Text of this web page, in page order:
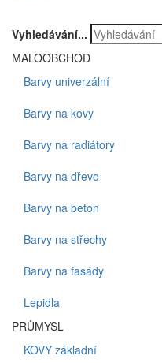
Vyhledávání...
MALOOBCHOD
Barvy univerzální
Barvy na kovy
Barvy na radiátory
Barvy na dřevo
Barvy na beton
Barvy na střechy
Barvy na fasády
Lepidla
PRŮMYSL
KOVY základní